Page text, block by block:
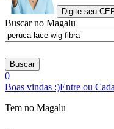
Digite seu
Buscar no Magalu
Buscar
0
Boas vindas :)Entre ou
Tem no Magalu